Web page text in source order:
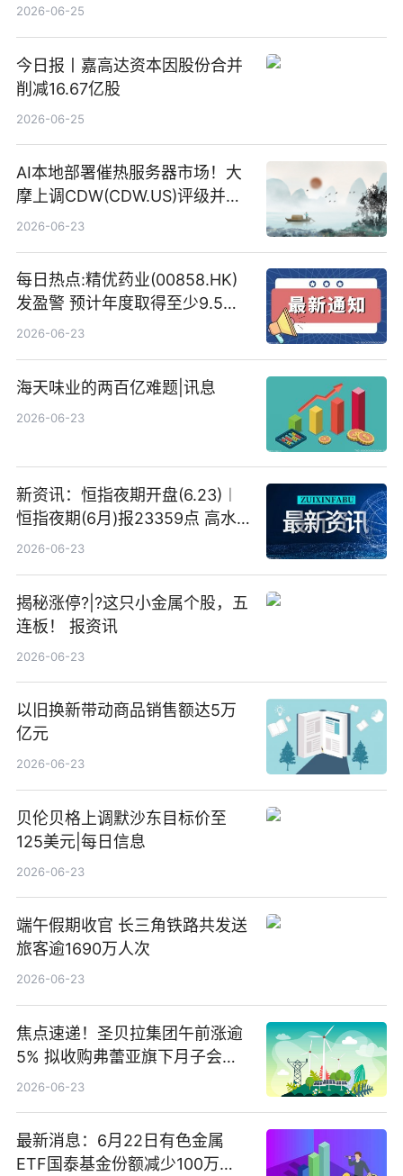
2026-06-25
今日报丨嘉高达资本因股份合并
削减16.67亿股
2026-06-25
AI本地部署催热服务器市场！大
摩上调CDW(CDW.US)评级并看
高IBM(IBM.US)戴尔(DELL.US)
2026-06-23
每日热点:精优药业(00858.HK)
发盈警 预计年度取得至少9.5亿
港元的亏损 同比盈转亏
2026-06-23
海天味业的两百亿难题|讯息
2026-06-23
新资讯：恒指夜期开盘(6.23)︱
恒指夜期(6月)报23359点 高水
23点
2026-06-23
揭秘涨停?|?这只小金属个股，五
连板！ 报资讯
2026-06-23
以旧换新带动商品销售额达5万
亿元
2026-06-23
贝伦贝格上调默沙东目标价至
125美元|每日信息
2026-06-23
端午假期收官 长三角铁路共发送
旅客逾1690万人次
2026-06-23
焦点速递！圣贝拉集团午前涨逾
5% 拟收购弗蕾亚旗下月子会所
业务少数股权
2026-06-23
最新消息：6月22日有色金属
ETF国泰基金份额减少100万